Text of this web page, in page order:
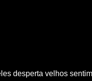
desperta velhos